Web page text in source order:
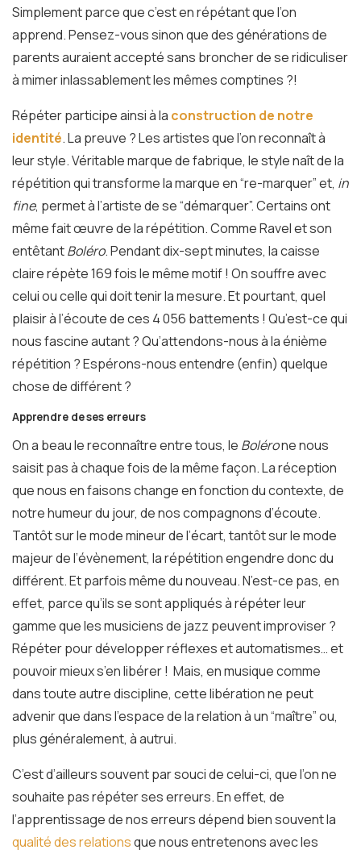
Simplement parce que c’est en répétant que l’on
apprend. Pensez-vous sinon que des générations de
parents auraient accepté sans broncher de se ridiculiser
à mimer inlassablement les mêmes comptines ?!
Répéter participe ainsi à la construction de notre
identité. La preuve ? Les artistes que l’on reconnaît à
leur style. Véritable marque de fabrique, le style naît de la
répétition qui transforme la marque en “re-marquer” et, in
fine, permet à l’artiste de se “démarquer”. Certains ont
même fait œuvre de la répétition. Comme Ravel et son
entêtantBoléro. Pendant dix-sept minutes, la caisse
claire répète 169 fois le même motif ! On souffre avec
celui ou celle qui doit tenir la mesure. Et pourtant, quel
plaisir à l’écoute de ces 4 056 battements ! Qu’est-ce qui
nous fascine autant ? Qu’attendons-nous à la énième
répétition ? Espérons-nous entendre (enfin) quelque
chose de différent ?
Apprendre de ses erreurs
On a beau le reconnaître entre tous, le Bolérone nous
saisit pas à chaque fois de la même façon. La réception
que nous en faisons change en fonction du contexte, de
notre humeur du jour, de nos compagnons d’écoute.
Tantôt sur le mode mineur de l’écart, tantôt sur le mode
majeur de l’évènement, la répétition engendre donc du
différent. Et parfois même du nouveau. N’est-ce pas, en
effet, parce qu’ils se sont appliqués à répéter leur
gamme que les musiciens de jazz peuvent improviser ?
Répéter pour développer réflexes et automatismes… et
pouvoir mieux s’en libérer ! Mais, en musique comme
dans toute autre discipline, cette libération ne peut
advenir que dans l’espace de la relation à un “maître” ou,
plus généralement, à autrui.
C’est d’ailleurs souvent par souci de celui-ci, que l’on ne
souhaite pas répéter ses erreurs. En effet, de
l’apprentissage de nos erreurs dépend bien souvent la
qualité des relationsque nous entretenons avec les